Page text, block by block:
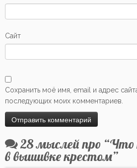
Сайт
Сохранить моё имя, email и адрес
последующих моих комментариев.
28 мыслей про “Что
в вышивке крестом”